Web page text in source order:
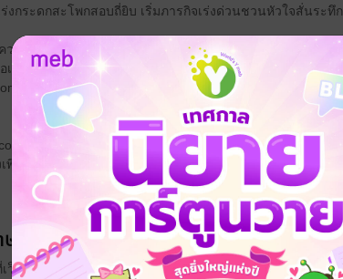
งกระดกสะโพกสอบถี่ยิบ เริ่มภารกิจเร่งด่วนชวนหัวใจสั่นระทึก
ามแซบ ความฟินจัดมาเต็ม!!!!!
เปิดจองอยู่นะคะ ตั้งแต่วันนี้ถึงสิ้นเดือนมิถุนายน
aoajampa
มค่ะ
ษ เชิญทางนี้!
ว็บไซต์สำนักพิมพ์ จะไม่มีขายโดย